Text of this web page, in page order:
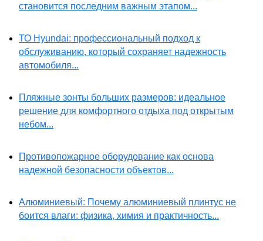
становится последним важным этапом...
ТО Hyundai: профессиональный подход к
обслуживанию, который сохраняет надежность
автомобиля...
Пляжные зонты больших размеров: идеальное
решение для комфортного отдыха под открытым
небом...
Противопожарное оборудование как основа
надежной безопасности объектов...
Алюминиевый: Почему алюминиевый плинтус не
боится влаги: физика, химия и практичность...